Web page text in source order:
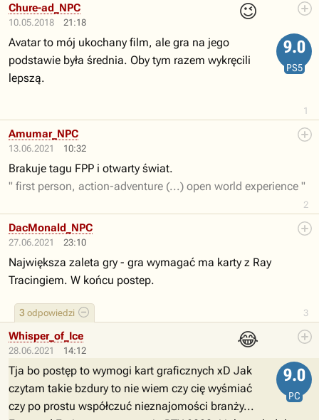
10.05.2018 21:18
😉
1
Chure-ad_NPC
9.0
PS5
Avatar to mój ukochany film, ale gra na jego
podstawie była średnia. Oby tym razem wykręcili
lepszą.
13.06.2021 10:32
2
Amumar_NPC
Brakuje tagu FPP i otwarty świat.
" first person, action-adventure (...) open world experience "
27.06.2021 23:10
3
3 odpowiedzi
DacMonald_NPC
Największa zaleta gry - gra wymagać ma karty z Ray
Tracingiem. W końcu postep.
28.06.2021 14:12
😂
Whisper_of_Ice
9.0
PC
Tja bo postęp to wymogi kart graficznych xD Jak
czytam takie bzdury to nie wiem czy cię wyśmiać
czy po prostu współczuć nieznajomości branży...